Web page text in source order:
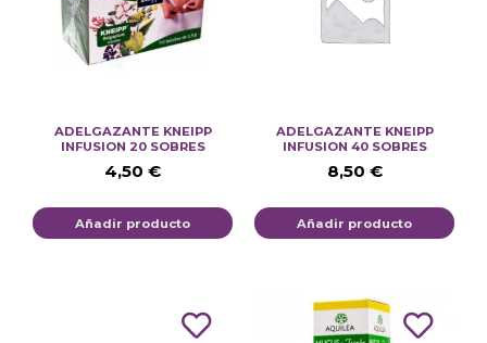
ADELGAZANTE KNEIPP
INFUSION 20 SOBRES
4,50 €
Añadir producto
ADELGAZANTE KNEIPP
INFUSION 40 SOBRES
8,50 €
Añadir producto